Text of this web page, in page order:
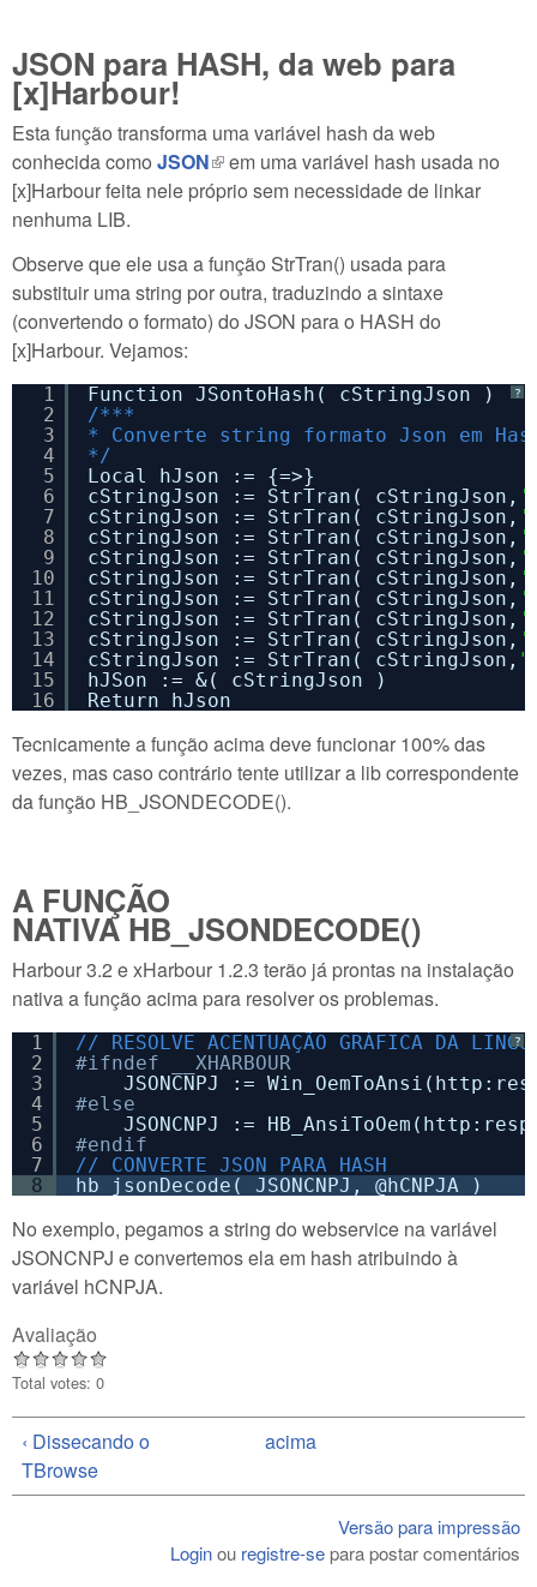
JSON para HASH, da web para
[x]Harbour!
Esta função transforma uma variável hash da web
conhecida como JSON(link is external)
em uma variável hash usada no
[x]Harbour feita nele próprio sem necessidade de linkar
nenhuma LIB.
Observe que ele usa a função StrTran() usada para
substituir uma string por outra, traduzindo a sintaxe
(convertendo o formato) do JSON para o HASH do
[x]Harbour. Vejamos:
?
1
2
3
4
5
6
7
8
9
10
11
12
13
14
15
16
Function JSontoHash( cStringJson )
/***
* Converte string formato Json em
*/
Local hJson := {=>}
cStringJson := StrTran( cStringJson,
cStringJson := StrTran( cStringJson,
cStringJson := StrTran( cStringJson,
cStringJson := StrTran( cStringJson,
cStringJson := StrTran( cStringJson,
cStringJson := StrTran( cStringJson,
cStringJson := StrTran( cStringJson,
cStringJson := StrTran( cStringJson,
cStringJson := StrTran( cStringJson,
hJSon := &( cStringJson )
Return hJson
Tecnicamente a função acima deve funcionar 100% das
vezes, mas caso contrário tente utilizar a lib correspondente
da função HB_JSONDECODE().
A FUNÇÃO
NATIVA HB_JSONDECODE()
Harbour 3.2 e xHarbour 1.2.3 terão já prontas na instalação
nativa a função acima para resolver os problemas.
?
1
2
3
4
5
6
7
8
// RESOLVE ACENTUAÇÃO GRÁFICA DA
#ifndef __XHARBOUR
JSONCNPJ :=
#else
JSONCNPJ :=
#endif
// CONVERTE JSON PARA HASH
hb_jsonDecode( JSONCNPJ, @hCNPJA )
No exemplo, pegamos a string do webservice na variável
JSONCNPJ e convertemos ela em hash atribuindo à
variável hCNPJA.
Avaliação
Total votes: 0
‹ Dissecando o
TBrowse
acima
Versão para impressão
Loginou registre-separa postar comentários